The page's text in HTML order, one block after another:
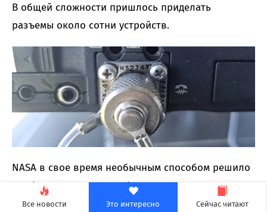
Все новости Это интересно Сейчас читают
В общей сложности пришлось приделать
разъемы около сотни устройств.
NASA в свое время необычным способом решило
проблему зарядки ноутбуков разных
производителей на Международной космической